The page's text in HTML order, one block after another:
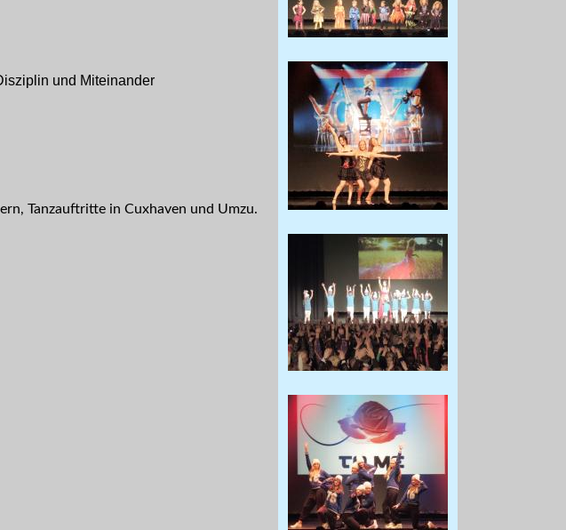
und Miteinander
Tanzauftritte in Cuxhaven und Umzu.